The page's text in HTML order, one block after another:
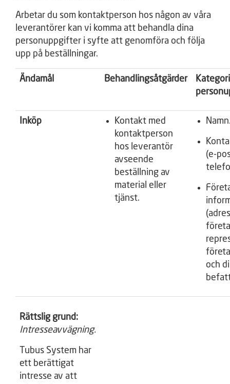
Arbetar du som kontaktperson hos någon av våra
leverantörer kan vi komma att behandla dina
personuppgifter i syfte att genomföra och följa
upp på beställningar.
Ändamål Behandlingsåtgärder
Inköp
Kontakt med
kontaktperson
hos leverantör
avseende
beställning av
material eller
tjänst.
(e-
och
Rättslig grund:
Intresseavvägning.
Tubus System har
ett berättigat
intresse av att